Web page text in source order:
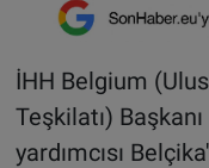
İHH Belgium
Teşkilatı)
yardımcısı